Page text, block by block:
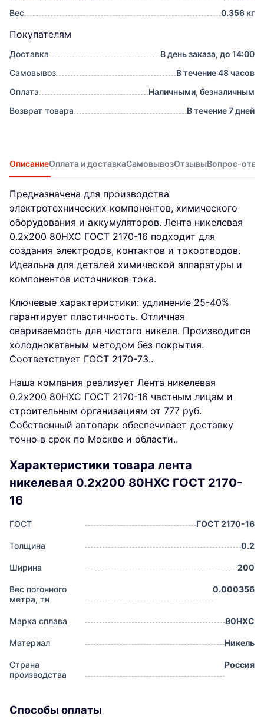
Вес
0.356 кг
Покупателям
Доставка
В день заказа, до 14:00
Самовывоз
В течение 48 часов
Оплата
Наличными, безналичным
Возврат товара
В течение 7 дней
ОписаниеОплата и доставкаСамовывозОтзывыВопрос-
Предназначена для производства
электротехнических компонентов, химического
оборудования и аккумуляторов. Лента никелевая
0.2x200 80НХС ГОСТ 2170-16 подходит для
создания электродов, контактов и токоотводов.
Идеальна для деталей химической аппаратуры и
компонентов источников тока.
Ключевые характеристики: удлинение 25-40%
гарантирует пластичность. Отличная
свариваемость для чистого никеля. Производится
холоднокатаным методом без покрытия.
Соответствует ГОСТ 2170-73..
Наша компания реализует Лента никелевая
0.2x200 80НХС ГОСТ 2170-16 частным лицам и
строительным организациям от 777 руб.
Собственный автопарк обеспечивает доставку
точно в срок по Москве и области..
Характеристики товара лента
никелевая 0.2x200 80НХС ГОСТ 2170-
16
ГОСТ ГОСТ 2170-16
Толщина 0.2
Ширина 200
Вес погонного
метра, тн
0.000356
Марка сплава 80НХС
Материал Никель
Страна
производства
Россия
Способы оплаты